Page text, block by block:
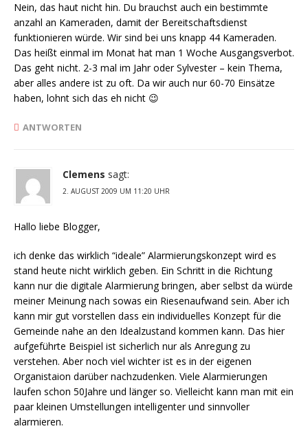
Nein, das haut nicht hin. Du brauchst auch ein bestimmte
anzahl an Kameraden, damit der Bereitschaftsdienst
funktionieren würde. Wir sind bei uns knapp 44 Kameraden.
Das heißt einmal im Monat hat man 1 Woche Ausgangsverbot.
Das geht nicht. 2-3 mal im Jahr oder Sylvester – kein Thema,
aber alles andere ist zu oft. Da wir auch nur 60-70 Einsätze
haben, lohnt sich das eh nicht 😉
ANTWORTEN
Clemens sagt:
2. AUGUST 2009 UM 11:20 UHR
Hallo liebe Blogger,
ich denke das wirklich “ideale” Alarmierungskonzept wird es
stand heute nicht wirklich geben. Ein Schritt in die Richtung
kann nur die digitale Alarmierung bringen, aber selbst da würde
meiner Meinung nach sowas ein Riesenaufwand sein. Aber ich
kann mir gut vorstellen dass ein individuelles Konzept für die
Gemeinde nahe an den Idealzustand kommen kann. Das hier
aufgeführte Beispiel ist sicherlich nur als Anregung zu
verstehen. Aber noch viel wichter ist es in der eigenen
Organistaion darüber nachzudenken. Viele Alarmierungen
laufen schon 50Jahre und länger so. Vielleicht kann man mit ein
paar kleinen Umstellungen intelligenter und sinnvoller
alarmieren.